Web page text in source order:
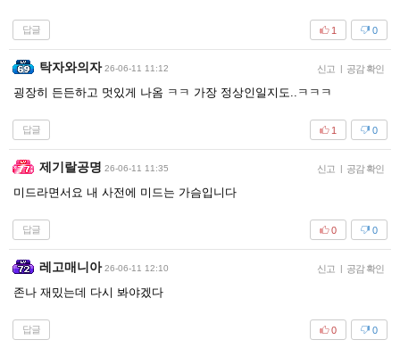
답글 0
1
탁자와의자 26-06-11 11:12 신고 공감 확인
굉장히 든든하고 멋있게 나옴 ㅋㅋ 가장 정상인일지도..ㅋㅋㅋ
답글 0
1
제기랄공명 26-06-11 11:35 신고 공감 확인
미드라면서요 내 사전에 미드는 가슴입니다
답글 0
0
레고매니아 26-06-11 12:10 신고 공감 확인
존나 재밌는데 다시 봐야겠다
답글 0
0